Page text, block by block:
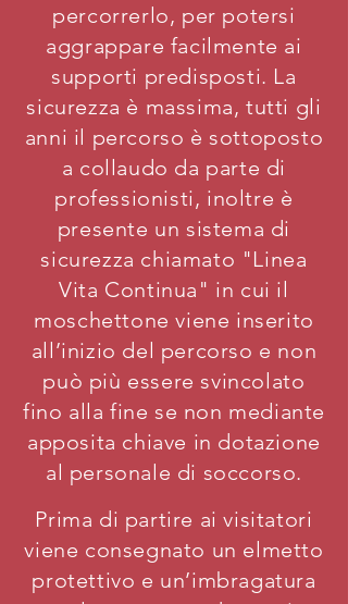
percorrerlo, per potersi
aggrappare facilmente ai
supporti predisposti. La
sicurezza è massima, tutti gli
anni il percorso è sottoposto
a collaudo da parte di
professionisti, inoltre è
presente un sistema di
sicurezza chiamato "Linea
Vita Continua" in cui il
moschettone viene inserito
all’inizio del percorso e non
può più essere svincolato
fino alla fine se non mediante
apposita chiave in dotazione
al personale di soccorso.
Prima di partire ai visitatori
viene consegnato un elmetto
protettivo e un’imbragatura